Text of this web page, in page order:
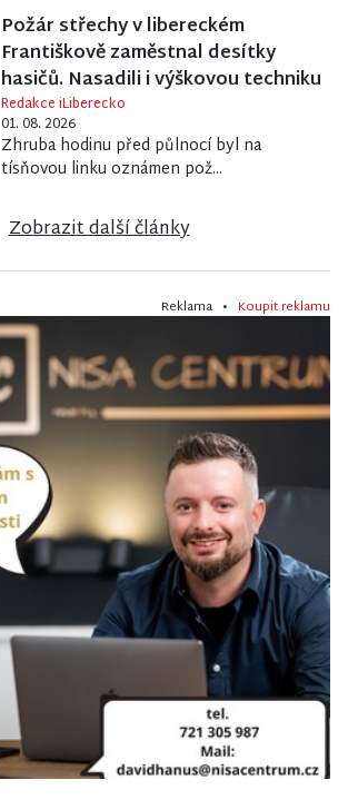
Požár střechy v libereckém
Františkově zaměstnal desítky
hasičů. Nasadili i výškovou techniku
Redakce iLiberecko
01. 08. 2026
Zhruba hodinu před půlnocí byl na
tísňovou linku oznámen pož...
Zobrazit další články
Reklama • Koupit reklamu